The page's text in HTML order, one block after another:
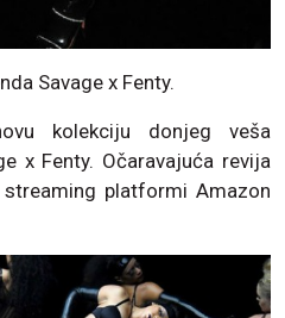
Savage x Fenty.
kolekciju donjeg veša
x Fenty. Očaravajuća revija
platformi Amazon